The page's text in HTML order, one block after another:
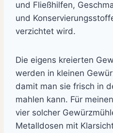
und Fließhilfen,
und
verzichtet wird.
Die eigens kreierten
werden in kleinen
damit man sie frisch in
mahlen kann. Für
vier solcher
Metalldosen mit